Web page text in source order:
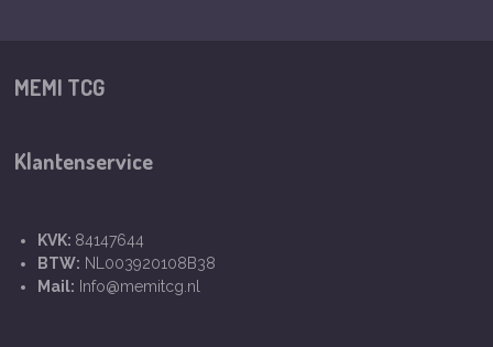
MEMI TCG
Klantenservice
KVK: 84147644
BTW: NL003920108B38
Mail: Info@memitcg.nl